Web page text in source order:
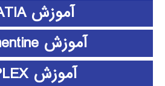
آموزش CATIA
آموزش clementine
آموزش CPLEX